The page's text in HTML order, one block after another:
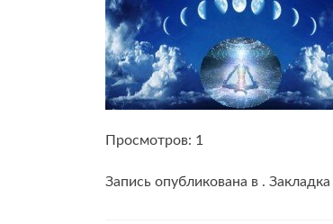
Просмотров: 1
Запись опубликована в . Закладка